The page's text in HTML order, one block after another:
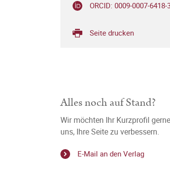
ORCID: 0009-0007-6418-
Seite drucken
Alles noch auf Stand?
Wir möchten Ihr Kurzprofil
uns, Ihre Seite zu verbessern.
E-Mail an den Verlag